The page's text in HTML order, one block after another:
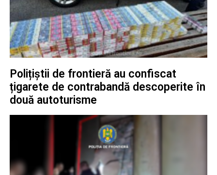
Polițiștii de frontieră au confiscat
țigarete de contrabandă descoperite în
două autoturisme